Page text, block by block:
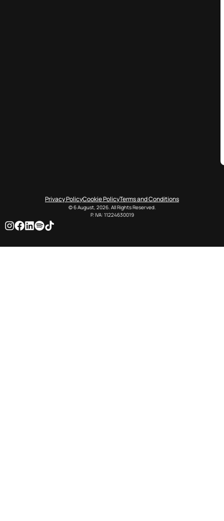
Privacy PolicyCookie PolicyTerms and Conditions
© 6 August, 2026. All Rights Reserved.
P. IVA: 11224630019